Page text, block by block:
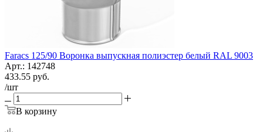
Faracs 125/90 Воронка выпускная полиэстер белый RAL 9003
Арт.: 142748
433.55 руб.
/шт
В корзину